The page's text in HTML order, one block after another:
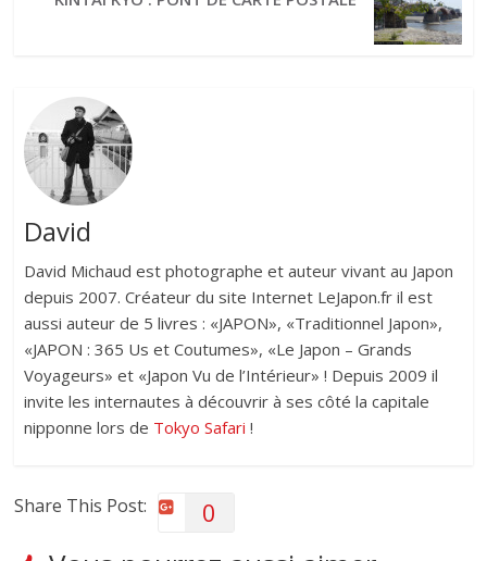
David
David Michaud est photographe et auteur vivant au Japon
depuis 2007. Créateur du site Internet LeJapon.fr il est
aussi auteur de 5 livres : «JAPON», «Traditionnel Japon»,
«JAPON : 365 Us et Coutumes», «Le Japon – Grands
Voyageurs» et «Japon Vu de l’Intérieur» ! Depuis 2009 il
invite les internautes à découvrir à ses côté la capitale
nipponne lors de Tokyo Safari !
Share This Post: 0